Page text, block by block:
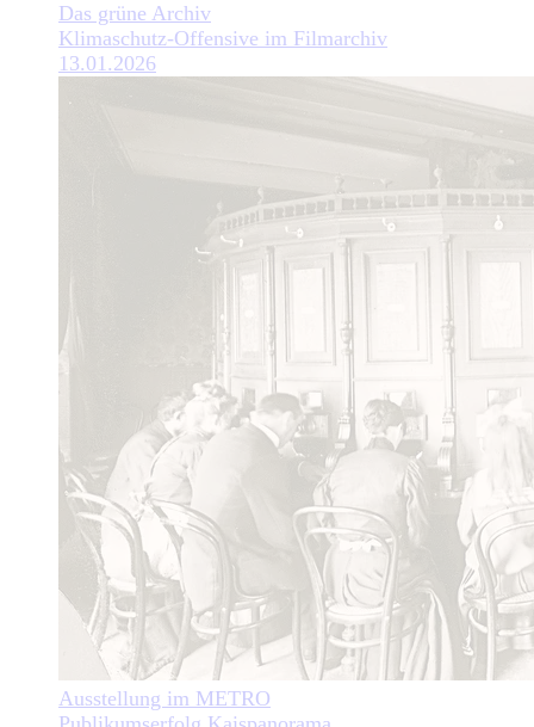
Das grüne Archiv
Klimaschutz-Offensive im Filmarchiv
13.01.2026
Ausstellung im METRO